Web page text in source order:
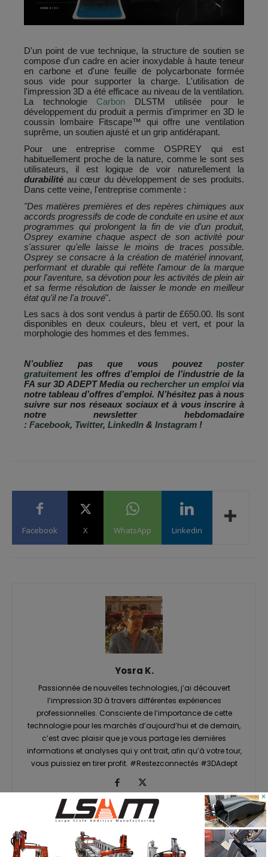
D'un point de vue technique, la structure de soutien se
compose d'un cadre en acier inoxydable à haute teneur
en carbone et d'une feuille de polycarbonate formée
sous vide pour supporter la charge. L'utilisation de
l'impression 3D a été efficace au niveau de la ventilation.
La technologie Carbon DLSTM utilisée pour le
développement du produit a permis d'imprimer en 3D le
coussin lombaire Fitscape™ qui offre une ventilation
suprême, un soutien ajusté et un grip antidérapant.
Pour une entreprise comme OSPREY qui est
habituellement proche de la nature, comme le sont ses
utilisateurs, il est logique de voir naturellement la
durabilité au cœur du développement de ses produits.
Dans cette veine, l'entreprise commente :
"Des matières premières et des repères chimiques aux
accords progressifs de code de conduite en usine et aux
programmes qui prolongent la fin de vie d'un produit,
Osprey examine chaque aspect de son activité pour
s'assurer qu'elle laisse le moins de traces possible.
Osprey se consacre à la création de matériel innovant,
performant et durable qui reflète l'amour de la marque
pour l'aventure, sa dévotion pour les activités de plein air
et sa ferme résolution de laisser le monde en meilleur
état qu'il ne l'a trouvé".
Les sacs à dos sont vendus à partir de £650.00. Ils sont
disponibles en deux couleurs, bleu et vert, et pour la
morphologie des hommes et des femmes.
N’oubliez pas que vous pouvez poster
gratuitementles offres d’emploi de l’industrie de la
FA sur 3D ADEPT Media ou rechercher un emploivia
notre tableau d’offres d’emploi. N’hésitez pas à nous
suivre sur nos réseaux sociaux et à vous inscrire à
notre newsletter hebdomadaire
: Facebook, Twitter, LinkedIn & Instagram !
Facebook X WhatsApp Linkedin
Yosra K.
Passionnée de nouvelles technologies, j’ai découvert
l’impression 3D à travers différentes expériences
professionnelles. Consciente de l’importance de cette
technologie pour les marchés d’aujourd’hui et de demain,
c’est avec plaisir que je vous partage les dernières
informations et analyses qui y ont trait, afin qu’à votre tour,
vous puissiez en tirer profit. #Restezconnectés #3DAdept
RELATED ARTICLES MORE FROM AUTHOR
×